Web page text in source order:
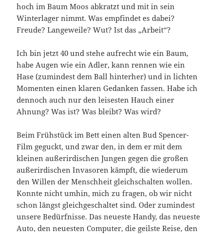
hoch im Baum Moos abkratzt und mit in sein
Winterlager nimmt. Was empfindet es dabei?
Freude? Langeweile? Wut? Ist das „Arbeit“?
Ich bin jetzt 40 und stehe aufrecht wie ein Baum,
habe Augen wie ein Adler, kann rennen wie ein
Hase (zumindest dem Ball hinterher) und in lichten
Momenten einen klaren Gedanken fassen. Habe ich
dennoch auch nur den leisesten Hauch einer
Ahnung? Was ist? Was bleibt? Was wird?
Beim Frühstück im Bett einen alten Bud Spencer-
Film geguckt, und zwar den, in dem er mit dem
kleinen außerirdischen Jungen gegen die großen
außerirdischen Invasoren kämpft, die wiederum
den Willen der Menschheit gleichschalten wollen.
Konnte nicht umhin, mich zu fragen, ob wir nicht
schon längst gleichgeschaltet sind. Oder zumindest
unsere Bedürfnisse. Das neueste Handy, das neueste
Auto, den neuesten Computer, die geilste Reise, den